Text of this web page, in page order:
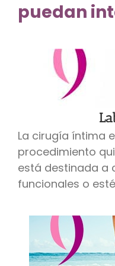
puedan
La cirugía íntima
procedimiento
está destinada a
funcionales o